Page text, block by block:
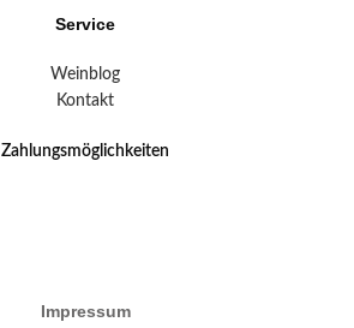
Service
Weinblog
Kontakt
Zahlungsmöglichkeiten
Impressum